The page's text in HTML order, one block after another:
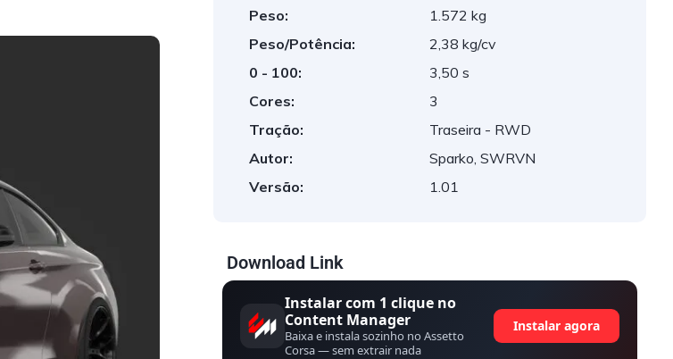
Peso:
1.572 kg
Peso/Potência:
2,38 kg/cv
0 - 100:
3,50 s
Cores:
3
Tração:
Traseira - RWD
Autor:
Sparko, SWRVN
Versão:
1.01
Download Link
Instalar com 1 clique no
Content Manager
Baixa e instala sozinho no Assetto
Corsa — sem extrair nada
Instalar agora